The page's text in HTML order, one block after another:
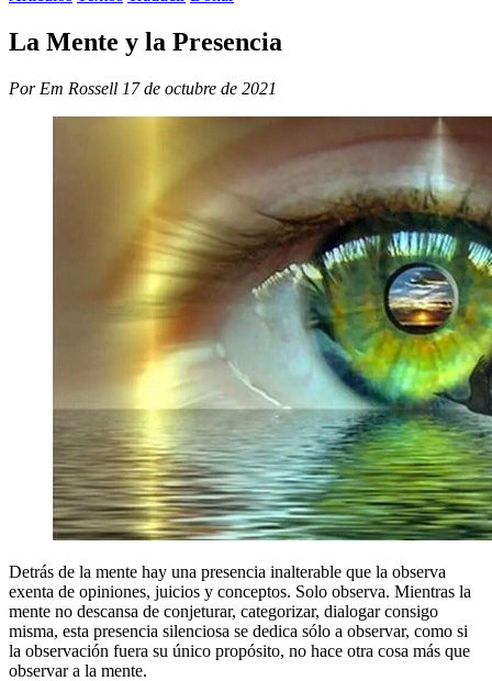
La Mente y la Presencia
Por Em Rossell 17 de octubre de 2021
Detrás de la mente hay una presencia inalterable que la observa
exenta de opiniones, juicios y conceptos. Solo observa. Mientras la
mente no descansa de conjeturar, categorizar, dialogar consigo
misma, esta presencia silenciosa se dedica sólo a observar, como si
la observación fuera su único propósito, no hace otra cosa más que
observar a la mente.